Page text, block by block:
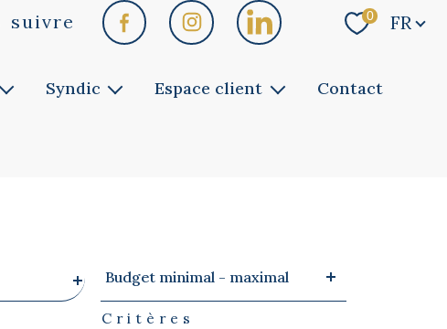
suivre 0 FR
Syndic Espace client Contact
minimal
-
maximal
Budget minimal - maximal
Critères